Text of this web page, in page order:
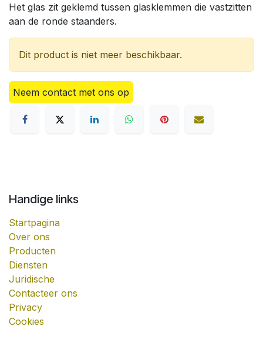
Het glas zit geklemd tussen glasklemmen die vastzitten
aan de ronde staanders.
Dit product is niet meer beschikbaar.
Neem contact met ons op
Handige links
Startpagina
Over ons
Producten
Diensten
Juridische
Contacteer ons
Privacy
Cookies